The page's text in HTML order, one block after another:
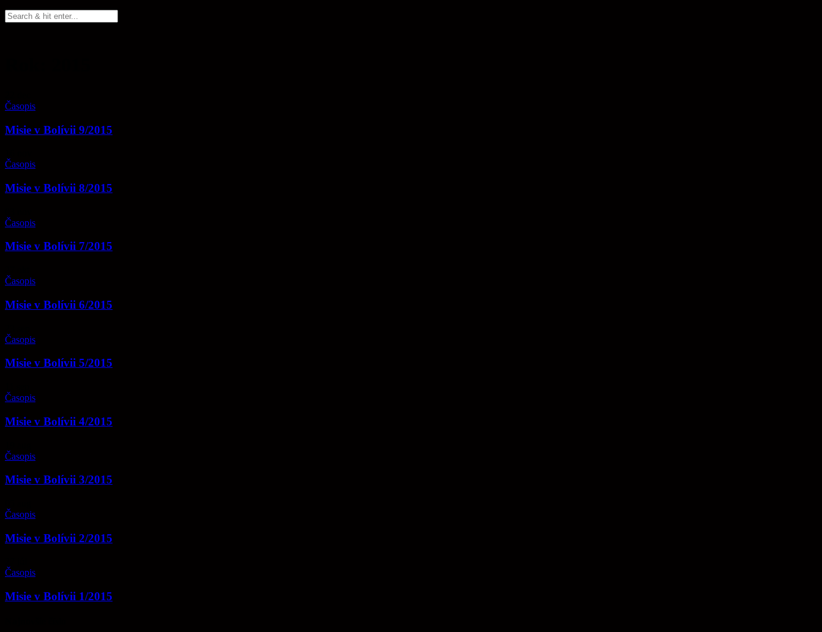
Časopis
Misie v Bolívii 9/2015
Časopis
Misie v Bolívii 8/2015
Časopis
Misie v Bolívii 7/2015
Časopis
Misie v Bolívii 6/2015
Časopis
Misie v Bolívii 5/2015
Časopis
Misie v Bolívii 4/2015
Časopis
Misie v Bolívii 3/2015
Časopis
Misie v Bolívii 2/2015
Časopis
Misie v Bolívii 1/2015